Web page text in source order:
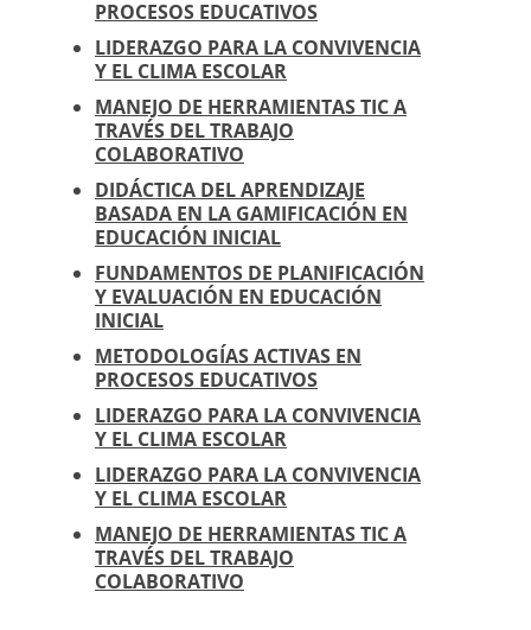
PROCESOS EDUCATIVOS
LIDERAZGO PARA LA CONVIVENCIA
Y EL CLIMA ESCOLAR
MANEJO DE HERRAMIENTAS TIC A
TRAVÉS DEL TRABAJO
COLABORATIVO
DIDÁCTICA DEL APRENDIZAJE
BASADA EN LA GAMIFICACIÓN EN
EDUCACIÓN INICIAL
FUNDAMENTOS DE PLANIFICACIÓN
Y EVALUACIÓN EN EDUCACIÓN
INICIAL
METODOLOGÍAS ACTIVAS EN
PROCESOS EDUCATIVOS
LIDERAZGO PARA LA CONVIVENCIA
Y EL CLIMA ESCOLAR
LIDERAZGO PARA LA CONVIVENCIA
Y EL CLIMA ESCOLAR
MANEJO DE HERRAMIENTAS TIC A
TRAVÉS DEL TRABAJO
COLABORATIVO